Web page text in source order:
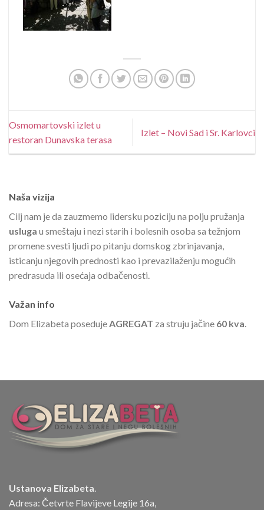
Osmomartovski izlet u
restoran Dunavska terasa
Izlet – Novi Sad i Sr. Karlovci
Naša vizija
Cilj nam je da zauzmemo lidersku poziciju na polju pružanja
usluga u smeštaju i nezi starih i bolesnih osoba sa težnjom
promene svesti ljudi po pitanju domskog zbrinjavanja,
isticanju njegovih prednosti kao i prevazilaženju mogućih
predrasuda ili osećaja odbačenosti.
Važan info
Dom Elizabeta posedujeAGREGAT za struju jačine 60 kva.
Ustanova Elizabeta.
Adresa: Četvrte Flavijeve Legije 16a,